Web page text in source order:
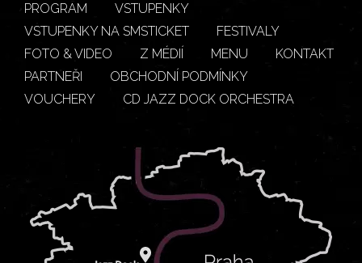
PROGRAM
VSTUPENKY
VSTUPENKY NA SMSTICKET
FESTIVALY
FOTO & VIDEO
Z MÉDIÍ MENU
KONTAKT
PARTNEŘI
OBCHODNÍ PODMÍNKY
VOUCHERY
CD JAZZ DOCK ORCHESTRA